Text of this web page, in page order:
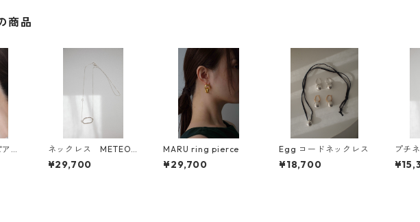
商品
ス
ネックレス METEO L
ONG NECKLACE
¥29,700
MARU ring pierce
¥29,700
Egg コードネックレス
¥18,700
プチ
ムー
tit